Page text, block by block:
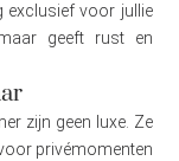
exclusief voor jullie
geeft rust en
zijn geen luxe. Ze
privémomenten